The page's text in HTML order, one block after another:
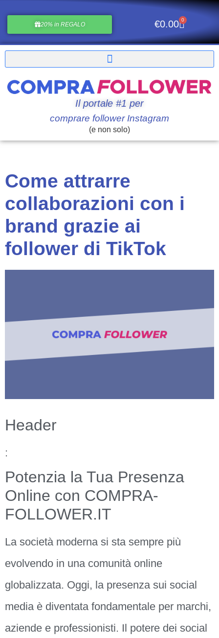
20% in REGALO €0.00 0
Il portale #1 per
comprare follower Instagram
(e non solo)
Come attrarre
collaborazioni con i
brand grazie ai
follower di TikTok
Header
:
Potenzia la Tua Presenza
Online con COMPRA-
FOLLOWER.IT
La società moderna si sta sempre più
evolvendo in una comunità online
globalizzata. Oggi, la presenza sui social
media è diventata fondamentale per marchi,
aziende e professionisti. Il potere dei social